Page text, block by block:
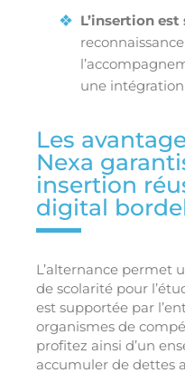
L’insertion
une
Les
Nexa
insertion
digital
L’alternance permet
de scolarité pour
est supportée par
organismes de
profitez ainsi d’un
accumuler de dettes